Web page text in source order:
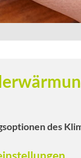
des